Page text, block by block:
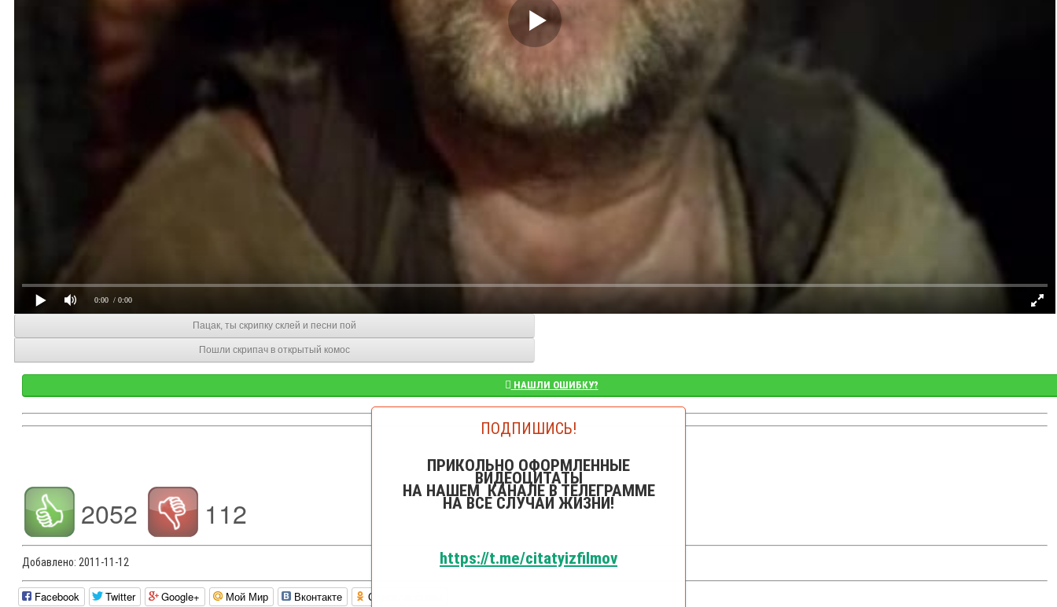
0:00 / 0:00
Пацак, ты скрипку склей и песни пой
Пошли скрипач в открытый комос
НАШЛИ ОШИБКУ?
👁️Просмотров: 3795
2052 112
Добавлено: 2011-11-12
Facebook Twitter Google+ Мой Мир Вконтакте Одноклассники
ПОДПИШИСЬ!
ПРИКОЛЬНО ОФОРМЛЕННЫЕ
ВИДЕОЦИТАТЫ
НА НАШЕМ КАНАЛЕ В ТЕЛЕГРАММЕ
НА ВСЕ СЛУЧАИ ЖИЗНИ!
https://t.me/citatyizfilmov